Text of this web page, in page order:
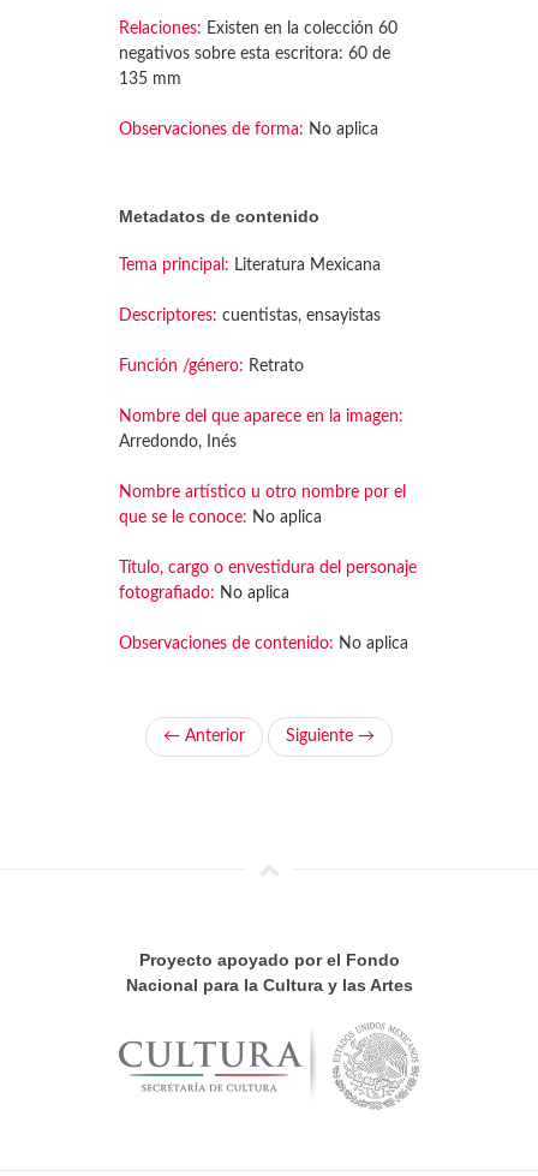
Relaciones: Existen en la colección 60
negativos sobre esta escritora: 60 de
135 mm
Observaciones de forma: No aplica
Metadatos de contenido
Tema principal: Literatura Mexicana
Descriptores: cuentistas, ensayistas
Función /género: Retrato
Nombre del que aparece en la imagen:
Arredondo, Inés
Nombre artístico u otro nombre por el
que se le conoce: No aplica
Título, cargo o envestidura del personaje
fotografiado: No aplica
Observaciones de contenido: No aplica
← Anterior Siguiente →
Proyecto apoyado por el Fondo
Nacional para la Cultura y las Artes